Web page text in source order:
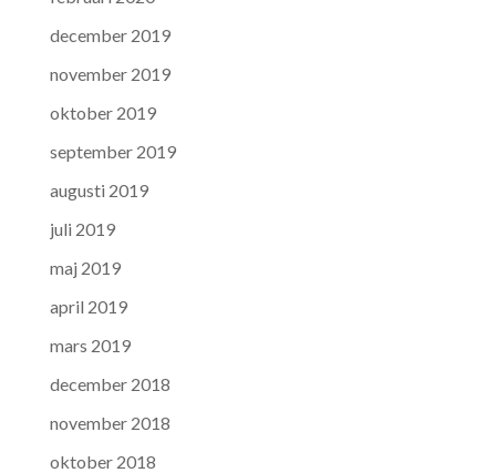
december 2019
november 2019
oktober 2019
september 2019
augusti 2019
juli 2019
maj 2019
april 2019
mars 2019
december 2018
november 2018
oktober 2018